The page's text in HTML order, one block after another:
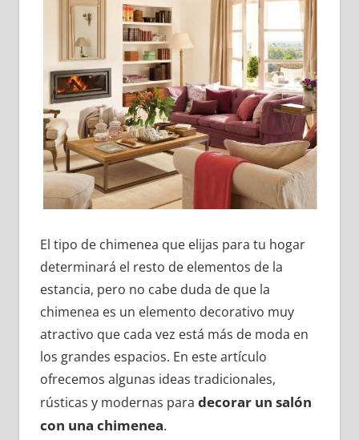
El tipo de chimenea que elijas para tu hogar
determinará el resto de elementos de la
estancia, pero no cabe duda de que la
chimenea es un elemento decorativo muy
atractivo que cada vez está más de moda en
los grandes espacios. En este artículo
ofrecemos algunas ideas tradicionales,
rústicas y modernas para decorar un salón
con una chimenea.